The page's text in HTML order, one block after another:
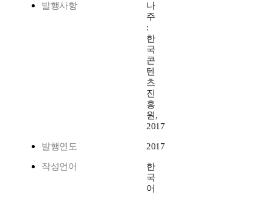
발행사항
나
주
:
한
국
콘
텐
츠
진
흥
원,
2017
발행연도 2017
작성언어
한
국
어